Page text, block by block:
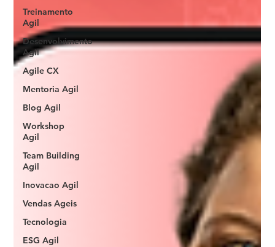
Treinamento
Agil
Desenvolvimento
Agil
Agile CX
Mentoria Agil
Blog Agil
Workshop
Agil
Team Building
Agil
Inovacao Agil
Vendas Ageis
Tecnologia
ESG Agil